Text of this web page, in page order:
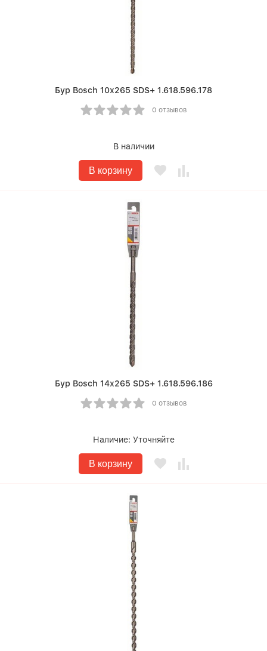
Бур Bosch 10х265 SDS+ 1.618.596.178
0 отзывов
В наличии
В корзину
Бур Bosch 14х265 SDS+ 1.618.596.186
0 отзывов
Наличие: Уточняйте
В корзину